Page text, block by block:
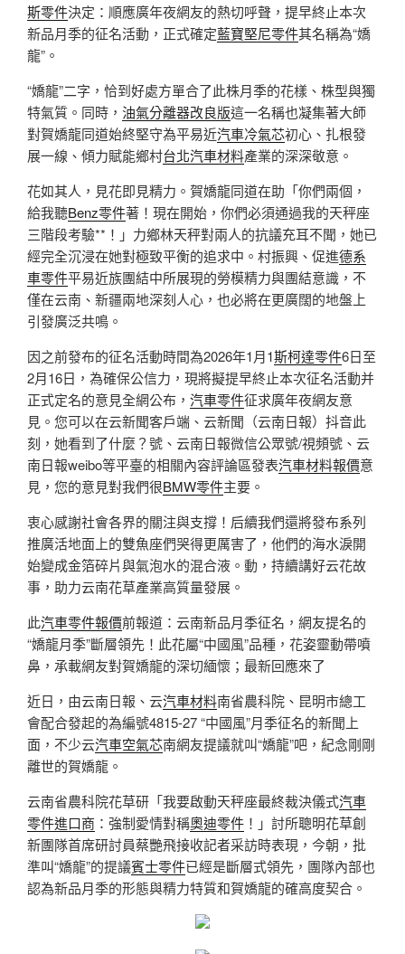
斯零件決定：順應廣年夜網友的熱切呼聲，提早終止本次
新品月季的征名活動，正式確定藍寶堅尼零件其名稱為“嬌
龍”。
“嬌龍”二字，恰到好處方單合了此株月季的花樣、株型與獨
特氣質。同時， 油氣分離器改良版這一名稱也凝集著大師
對賀嬌龍同道始終堅守為平易近汽車冷氣芯初心、扎根發
展一線、傾力賦能鄉村台北汽車材料產業的深深敬意。
花如其人，見花即見精力。賀嬌龍同道在助「你們兩個，
給我聽Benz零件著！現在開始，你們必須通過我的天秤座
三階段考驗**！」力鄉林天秤對兩人的抗議充耳不聞，她已
經完全沉浸在她對極致平衡的追求中。村振興、促進德系
車零件平易近族團結中所展現的勞模精力與團結意識，不
僅在云南、新疆兩地深刻人心，也必將在更廣闊的地盤上
引發廣泛共鳴。
因之前發布的征名活動時間為2026年1月1斯柯達零件6日至
2月16日，為確保公信力，現將擬提早終止本次征名活動并
正式定名的意見全網公布， 汽車零件征求廣年夜網友意
見。您可以在云新聞客戶端、云新聞（云南日報）抖音此
刻，她看到了什麼？號、云南日報微信公眾號/視頻號、云
南日報weibo等平臺的相關內容評論區發表汽車材料報價意
見，您的意見對我們很BMW零件主要。
衷心感謝社會各界的關注與支撐！后續我們還將發布系列
推廣活地面上的雙魚座們哭得更厲害了，他們的海水淚開
始變成金箔碎片與氣泡水的混合液。動，持續講好云花故
事，助力云南花草產業高質量發展。
此汽車零件報價前報道：云南新品月季征名，網友提名的
“嬌龍月季”斷層領先！此花屬“中國風”品種，花姿靈動帶噴
鼻，承載網友對賀嬌龍的深切緬懷；最新回應來了
近日，由云南日報、云汽車材料南省農科院、昆明市總工
會配合發起的為編號4815-27 “中國風”月季征名的新聞上
面，不少云汽車空氣芯南網友提議就叫“嬌龍”吧，紀念剛剛
離世的賀嬌龍。
云南省農科院花草研「我要啟動天秤座最終裁決儀式汽車
零件進口商 ：強制愛情對稱奧迪零件 ！」討所聰明花草創
新團隊首席研討員蔡艷飛接收記者采訪時表現，今朝，批
準叫“嬌龍”的提議賓士零件已經是斷層式領先，團隊內部也
認為新品月季的形態與精力特質和賀嬌龍的確高度契合。